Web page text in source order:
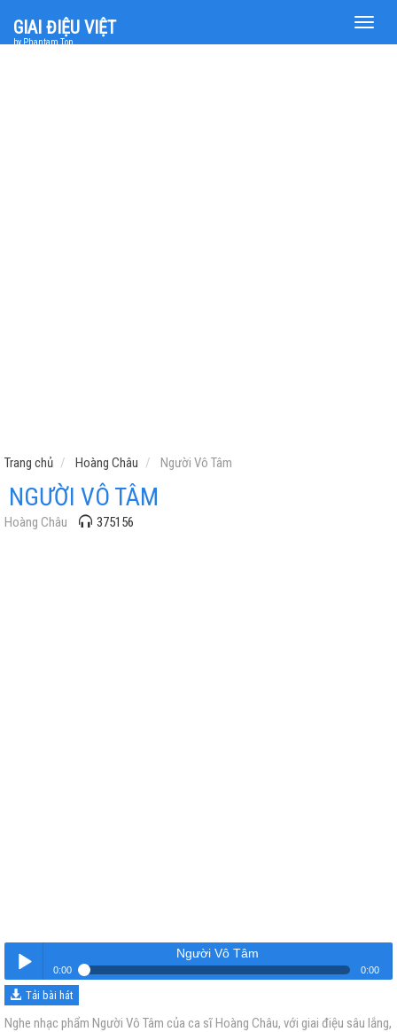
Toggle
GIAI ĐIỆU VIỆT
by Phantam Top
Trang chủ Hoàng Châu Người Vô Tâm
NGƯỜI VÔ TÂM
Hoàng Châu 375156
Nghe
Người Vô Tâm
0:00 0:00
Người Vô Tâm
Tải bài hát
Nghe nhạc phẩm Người Vô Tâm của ca sĩ Hoàng Châu, với giai điệu sâu lắng,